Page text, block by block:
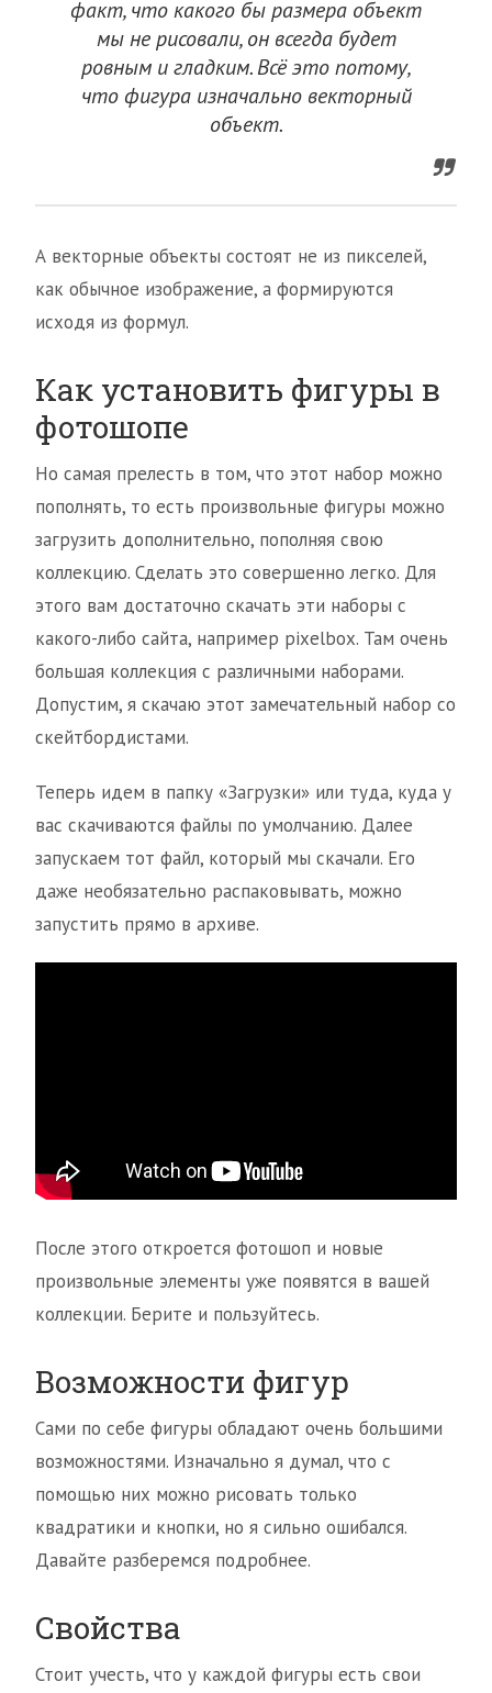
факт, что какого бы размера объект
мы не рисовали, он всегда будет
ровным и гладким. Всё это потому,
что фигура изначально векторный
объект.
А векторные объекты состоят не из пикселей,
как обычное изображение, а формируются
исходя из формул.
Как установить фигуры в
фотошопе
Но самая прелесть в том, что этот набор можно
пополнять, то есть произвольные фигуры можно
загрузить дополнительно, пополняя свою
коллекцию. Сделать это совершенно легко. Для
этого вам достаточно скачать эти наборы с
какого-либо сайта, например pixelbox. Там очень
большая коллекция с различными наборами.
Допустим, я скачаю этот замечательный набор со
скейтбордистами.
Теперь идем в папку «Загрузки» или туда, куда у
вас скачиваются файлы по умолчанию. Далее
запускаем тот файл, который мы скачали. Его
даже необязательно распаковывать, можно
запустить прямо в архиве.
После этого откроется фотошоп и новые
произвольные элементы уже появятся в вашей
коллекции. Берите и пользуйтесь.
Возможности фигур
Сами по себе фигуры обладают очень большими
возможностями. Изначально я думал, что с
помощью них можно рисовать только
квадратики и кнопки, но я сильно ошибался.
Давайте разберемся подробнее.
Свойства
Стоит учесть, что у каждой фигуры есть свои